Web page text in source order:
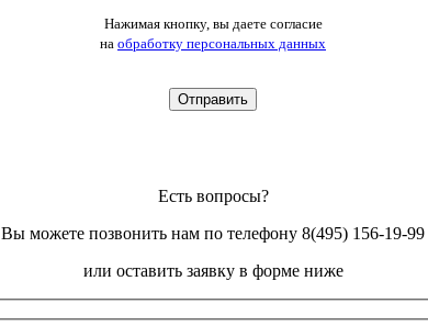
Нажимая кнопку, вы даете согласие
на обработку персональных данных
Есть вопросы?
Вы можете позвонить нам по телефону 8(495) 156-19-99
или оставить заявку в форме ниже